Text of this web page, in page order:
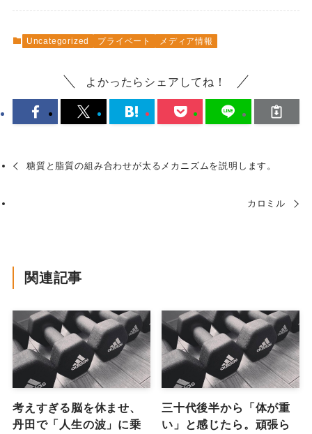
Uncategorized プライベート メディア情報
よかったらシェアしてね！
糖質と脂質の組み合わせが太るメカニズムを説明します。
カロミル
関連記事
考えすぎる脳を休ませ、
丹田で「人生の波」に乗
三十代後半から「体が重
い」と感じたら。頑張ら